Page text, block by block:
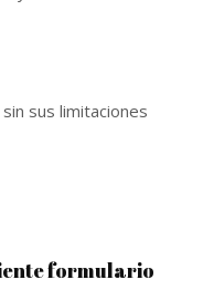
sus limitaciones
formulario